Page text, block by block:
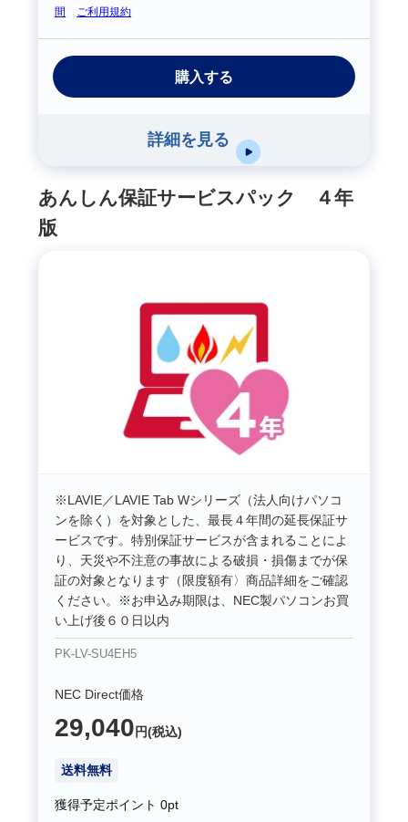
間 ご利用規約
購入する
詳細を見る
あんしん保証サービスパック ４年
版
※LAVIE／LAVIE Tab Wシリーズ（法人向けパソコ
ンを除く）を対象とした、最長４年間の延長保証サ
ービスです。特別保証サービスが含まれることによ
り、天災や不注意の事故による破損・損傷までが保
証の対象となります（限度額有〉商品詳細をご確認
ください。※お申込み期限は、NEC製パソコンお買
い上げ後６０日以内
PK-LV-SU4EH5
NEC Direct価格
29,040 円(税込)
送料無料
獲得予定ポイント0pt